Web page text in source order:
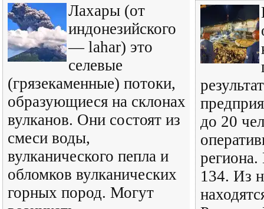
Лахары (от
индонезийского
— lahar) это
селевые
(грязекаменные) потоки,
образующиеся на склонах
вулканов. Они состоят из
смеси воды,
вулканического пепла и
обломков вулканических
горных пород. Могут
до 20
134. Из